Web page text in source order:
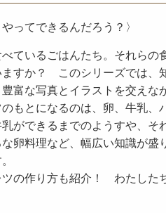
ってできるんだろう？〉
ているごはんたち。それら
すか？ このシリーズでは、
富な写真とイラストを交えな
もとになるのは、卵、牛乳
ができるまでのようすや、
卵料理など、幅広い知識が盛
の作り方も紹介！ わたした